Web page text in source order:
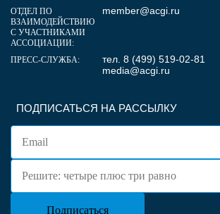
ПОДПИСАТЬСЯ НА РАССЫЛКУ
ОТДЕЛ ПО
ВЗАИМОДЕЙСТВИЮ
С УЧАСТНИКАМИ
АССОЦИАЦИИ:
member@acgi.ru
ПРЕСС-СЛУЖБА:
тел. 8 (499) 519-02-81
media@acgi.ru